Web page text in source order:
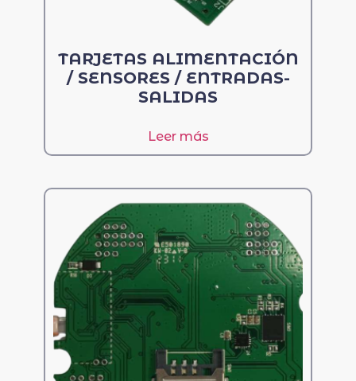
TARJETAS ALIMENTACIÓN
/ SENSORES / ENTRADAS-
SALIDAS
Leer más